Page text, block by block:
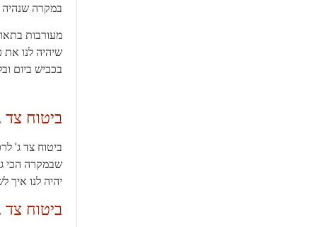
במקרה שנהיה
מעורבות
שיהיה לנו את
בכביש ביום
ביטוח
ביטוח צד ג'
שבמקרה הכי
יהיה לנו איך
ביטוח